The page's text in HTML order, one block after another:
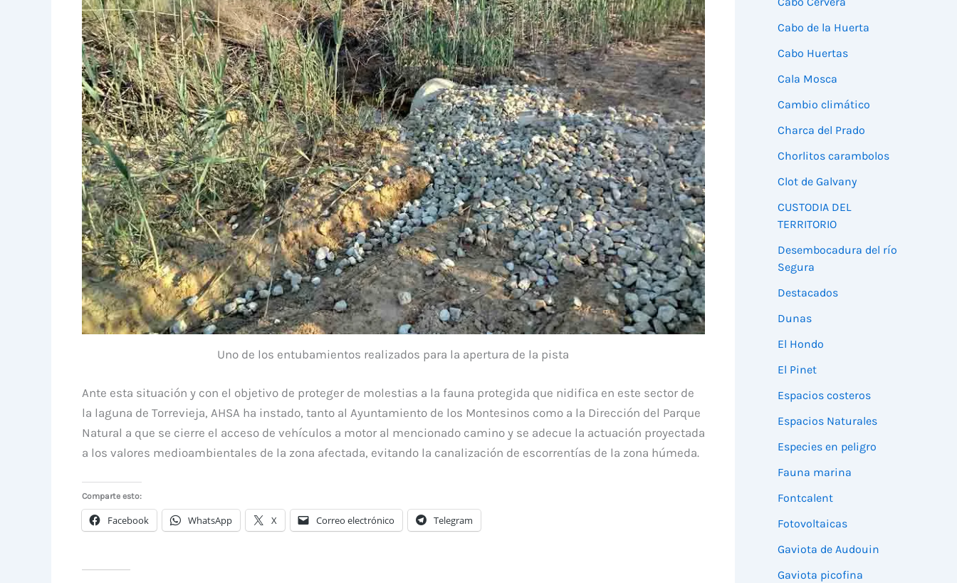
Uno de los entubamientos realizados para la apertura de la pista
Ante esta situación y con el objetivo de proteger de molestias a la fauna protegida que nidifica en este sector de
la laguna de Torrevieja, AHSA ha instado, tanto al Ayuntamiento de los Montesinos como a la Dirección del Parque
Natural a que se cierre el acceso de vehículos a motor al mencionado camino y se adecue la actuación proyectada
a los valores medioambientales de la zona afectada, evitando la canalización de escorrentías de la zona húmeda.
Comparte esto:
Facebook WhatsApp X Correo electrónico Telegram
Cabo de la Huerta
Cabo Huertas
Cala Mosca
Cambio climático
Charca del Prado
Chorlitos carambolos
Clot de Galvany
CUSTODIA DEL
TERRITORIO
Desembocadura del río
Segura
Destacados
Dunas
El Hondo
El Pinet
Espacios costeros
Espacios Naturales
Especies en peligro
Fauna marina
Fontcalent
Fotovoltaicas
Gaviota de Audouin
Gaviota picofina